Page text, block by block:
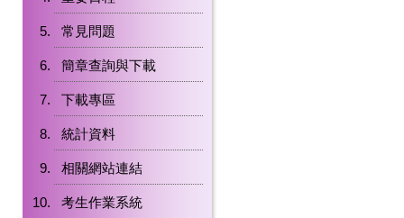
常見問題
簡章查詢與下載
下載專區
統計資料
相關網站連結
考生作業系統